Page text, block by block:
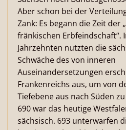
Aber schon bei der
Zank: Es begann die Zeit der
fränkischen Erbfeindschaft“.
Jahrzehnten nutzten die
Schwäche des von inneren
Auseinandersetzungen
Frankenreichs aus, um von
Tiefebene aus nach Süden
690 war das heutige
sächsisch. 693 unterwarfen